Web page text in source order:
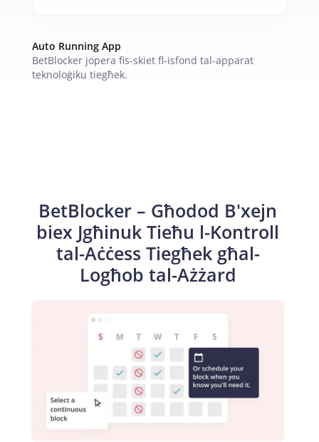
Auto Running App
BetBlocker jopera fis-skiet fl-isfond tal-apparat
teknoloġiku tiegħek.
BetBlocker – Għodod B'xejn
biex Jgħinuk Tieħu l-Kontroll
tal-Aċċess Tiegħek għal-
Logħob tal-Ażżard